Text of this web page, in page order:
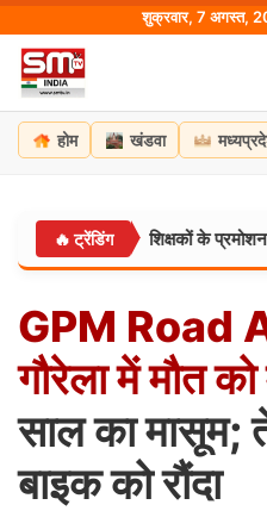
content
शुक्रवार, 7 अगस्त,
होम खंडवा
🔥 ट्रेंडिंग
हजार शिक्षकों के प्रमोशन के लिए
GPM Road
गौरेलामेंमौतको
साल का मासूम;
बाइक को रौंदा